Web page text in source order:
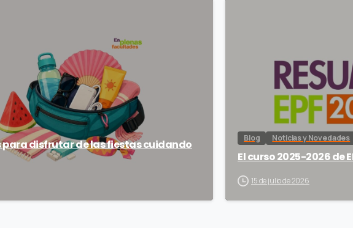
para disfrutar de las fiestas cuidando
Blog Noticias y Novedades
El curso 2025-2026 de
15 de julio de 2026